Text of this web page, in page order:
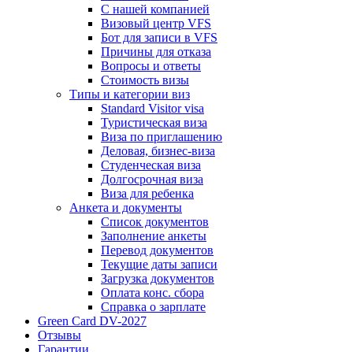
С нашей компанией
Визовый центр VFS
Бот для записи в VFS
Причины для отказа
Вопросы и ответы
Стоимость визы
Типы и категории виз
Standard Visitor visa
Туристическая виза
Виза по приглашению
Деловая, бизнес-виза
Студенческая виза
Долгосрочная виза
Виза для ребенка
Анкета и документы
Список документов
Заполнение анкеты
Перевод документов
Текущие даты записи
Загрузка документов
Оплата конс. сбора
Справка о зарплате
Green Card DV-2027
Отзывы
Гарантии